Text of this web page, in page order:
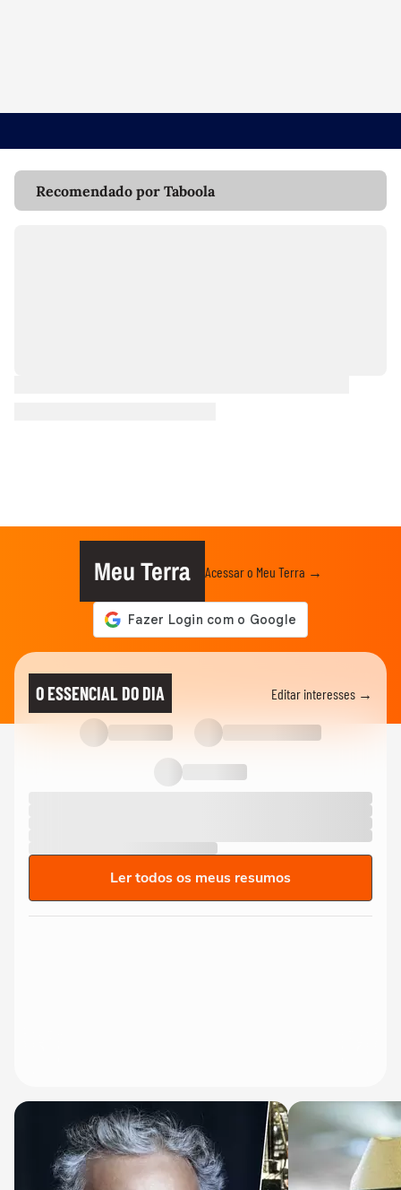
Recomendado por Taboola
Meu Terra Acessar o Meu Terra →
O ESSENCIAL DO DIA Editar interesses →
Ler todos os meus resumos